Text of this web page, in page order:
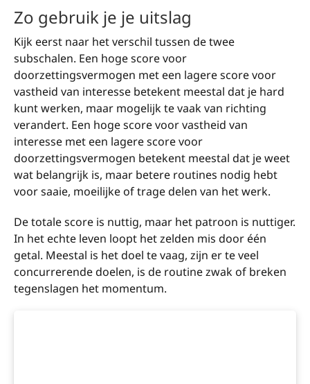
Zo gebruik je je uitslag
Kijk eerst naar het verschil tussen de twee
subschalen. Een hoge score voor
doorzettingsvermogen met een lagere score voor
vastheid van interesse betekent meestal dat je hard
kunt werken, maar mogelijk te vaak van richting
verandert. Een hoge score voor vastheid van
interesse met een lagere score voor
doorzettingsvermogen betekent meestal dat je weet
wat belangrijk is, maar betere routines nodig hebt
voor saaie, moeilijke of trage delen van het werk.
De totale score is nuttig, maar het patroon is nuttiger.
In het echte leven loopt het zelden mis door één
getal. Meestal is het doel te vaag, zijn er te veel
concurrerende doelen, is de routine zwak of breken
tegenslagen het momentum.